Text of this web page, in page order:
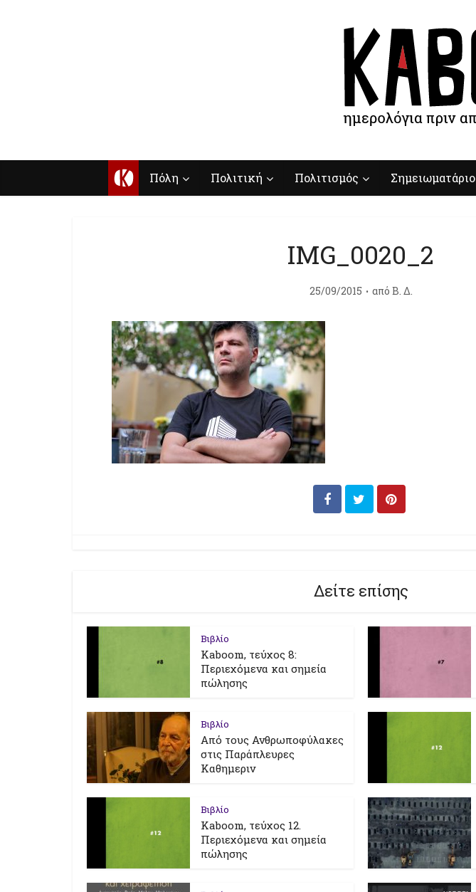
Κ Πόλη Πολιτική Πολιτισμός Σημειωματάριο
IMG_0020_2
25/09/2015 από Β. Δ.
Δείτε επίσης
Βιβλίο
Kaboom, τεύχος 8:
Περιεχόμενα και σημεία
πώλησης
Βιβλίο
Από τους Ανθρωποφύλακες
στις Παράπλευρες
Καθημεριν
Βιβλίο
Kaboom, τεύχος 12.
Περιεχόμενα και σημεία
πώλησης